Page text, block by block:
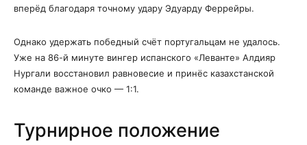
вперёд благодаря точному удару Эдуарду Феррейры.
Однако удержать победный счёт португальцам не удалось.
Уже на 86-й минуте вингер испанского «Леванте» Алдияр
Нургали восстановил равновесие и принёс казахстанской
команде важное очко — 1:1.
Турнирное положение